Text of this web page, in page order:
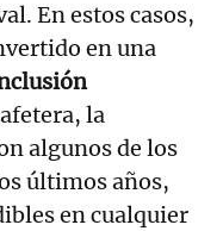
En estos casos,
en una
la
algunos de los
últimos años,
en cualquier